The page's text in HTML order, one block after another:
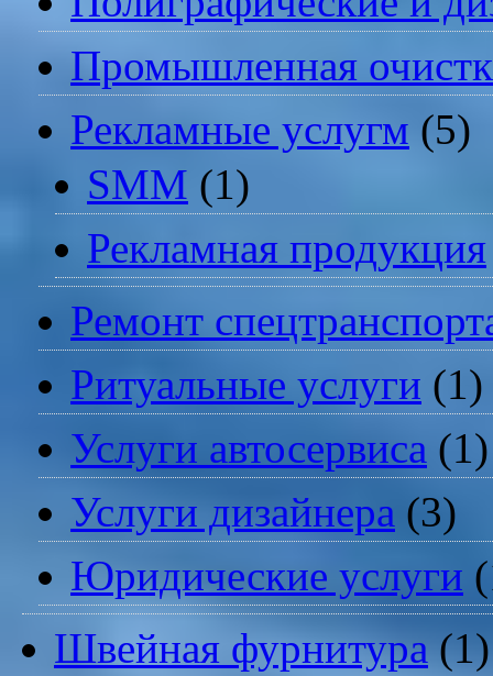
Промышленная
Рекламные услугм (5)
SMM (1)
Рекламная продукция
Ремонт
Ритуальные услуги (1)
Услуги автосервиса (1)
Услуги дизайнера (3)
Юридические услуги
Швейная фурнитура(1)